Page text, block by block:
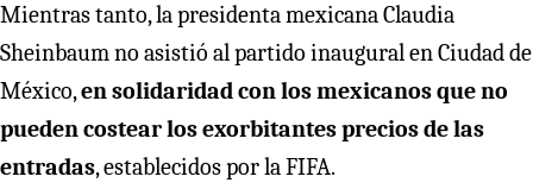
Mientras tanto, la presidenta mexicana Claudia
Sheinbaum no asistió al partido inaugural en Ciudad de
México,en solidaridad con los mexicanos que no
pueden costear los exorbitantes precios de las
entradas, establecidos por la FIFA.